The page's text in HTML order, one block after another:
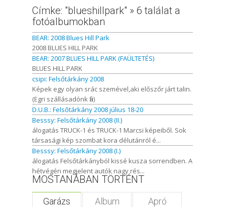
Címke: "blueshillpark" » 6 találat a
fotóalbumokban
BEAR: 2008 Blues Hill Park
2008 BLUES HILL PARK
BEAR: 2007 BLUES HILL PARK (FAÜLTETÉS)
BLUES HILL PARK
csipi: Felsőtárkány 2008
Képek egy olyan srác szemével,aki előszőr járt talin.
(Egri szállásadónk fia)
D.U.B.: Felsőtárkány 2008 július 18-20
Besssy: Felsőtárkány 2008 (II.)
álogatás TRUCK-1 és TRUCK-1 Marcsi képeiből. Sok
társasági kép szombat kora délutánról é...
Besssy: Felsőtárkány 2008 (I.)
álogatás Felsőtárkányból kissé kusza sorrendben. A
hétvégén megjelent autók nagy rés...
MOSTANÁBAN TÖRTÉNT
Garázs Album Apró